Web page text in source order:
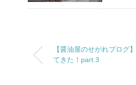
【醤油屋のせがれブログ
てきた！part.3